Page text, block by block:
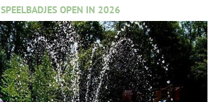
SPEELBADJES OPEN IN 2026